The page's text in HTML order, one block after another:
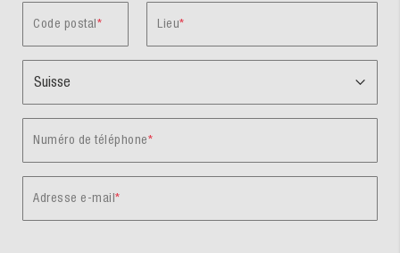
Code postal Lieu
Numéro de téléphone
Adresse e-mail